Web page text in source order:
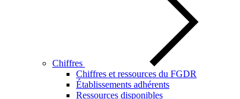
Chiffres
Chiffres et ressources du FGDR
Établissements adhérents
Ressources disponibles